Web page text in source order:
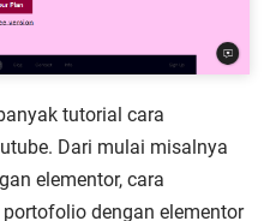
tutorial cara
Dari mulai misalnya
elementor, cara
dengan elementor